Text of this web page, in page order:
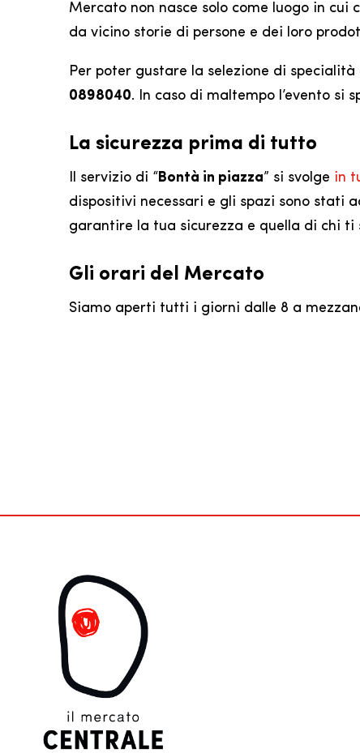
Mercato non nasce solo come luogo in cui
da vicino storie di persone e dei loro
Per poter gustare la selezione di
0898040. In caso di maltempo l’evento si
La sicurezza prima di tutto
Il servizio di “Bontà in piazza” si svolge in
dispositivi necessari e gli spazi sono stati
garantire la tua sicurezza e quella di chi ti
Gli orari del Mercato
Siamo aperti tutti i giorni dalle 8 a